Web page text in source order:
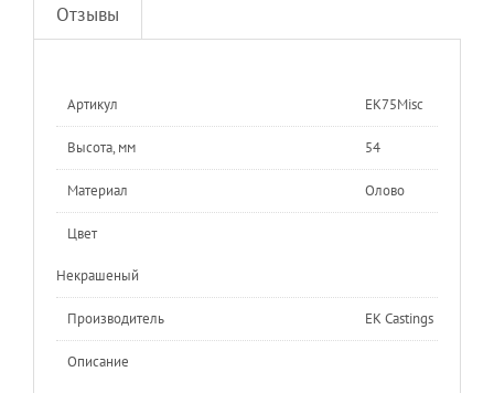
Отзывы
Артикул EK75Misc
Высота, мм 54
Материал Олово
Цвет
Некрашеный
Производитель EK Castings
Описание